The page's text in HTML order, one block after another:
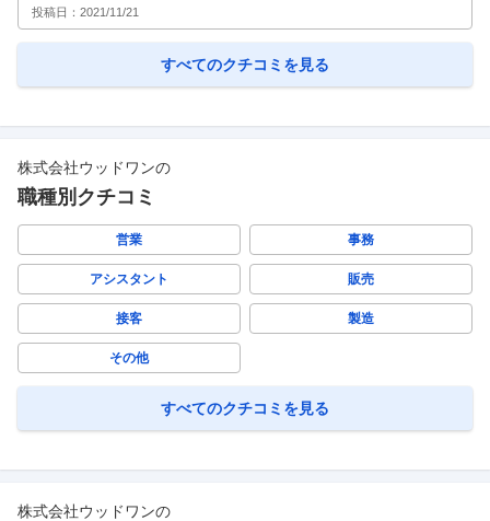
投稿日： 2021/11/21
すべてのクチコミを見る
株式会社ウッドワンの
職種別クチコミ
営業 事務
アシスタント 販売
接客 製造
その他
すべてのクチコミを見る
株式会社ウッドワンの